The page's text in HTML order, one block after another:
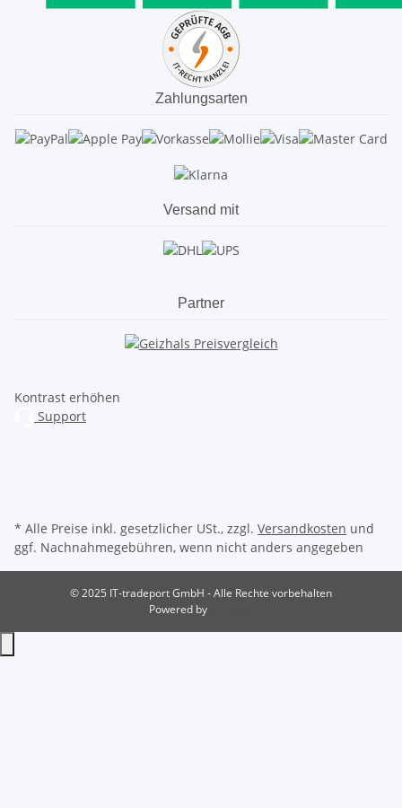
Zahlungsarten
Versand mit
Partner
Kontrast erhöhen
Support
* Alle Preise inkl. gesetzlicher USt., zzgl. Versandkosten und
ggf. Nachnahmegebühren, wenn nicht anders angegeben
© 2025 IT-tradeport GmbH - Alle Rechte vorbehalten
Powered by